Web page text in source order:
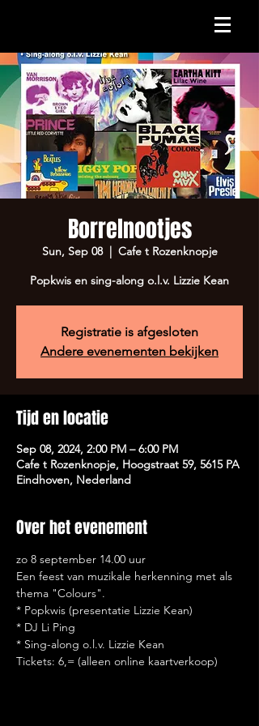
Borrelnootjes
Sun, Sep 08
  |
Cafe t Rozenknopje
Popkwis en sing-along o.l.v. Lizzie Kean
Registratie is afgesloten
Andere evenementen bekijken
Tijd en locatie
Sep 08, 2024, 2:00 PM – 6:00 PM
Cafe t Rozenknopje, Hoogstraat 59, 5615 PA
Eindhoven, Nederland
Over het evenement
zo 8 september 14.00 uur
Een feest van muzikale herkenning met als
thema "Colours".
* Popkwis (presentatie Lizzie Kean)
* DJ Li Ping
* Sing-along o.l.v. Lizzie Kean
Tickets: 6,= (alleen online kaartverkoop)